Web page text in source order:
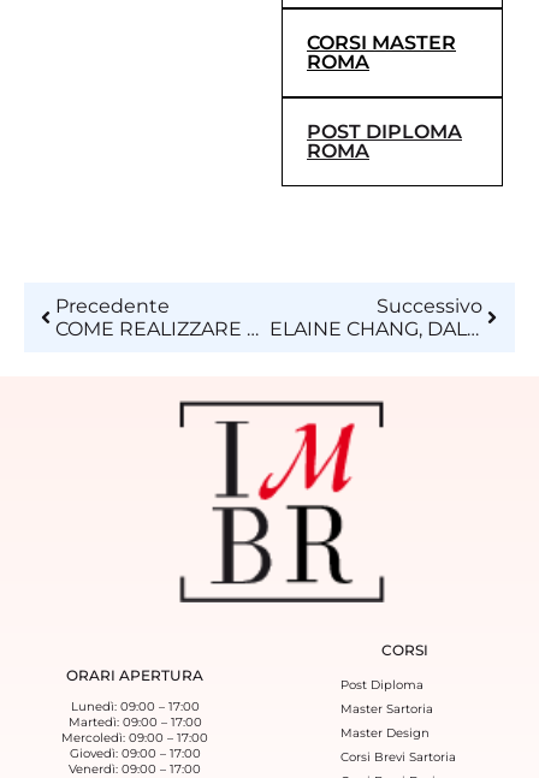
CORSI MASTER
ROMA
POST DIPLOMA
ROMA
Precedente
COME REALIZZARE UN BUONO SCATTO FOTOGRAFICO? LA RISPOSTA DAL MONDO DELLA MODA
Successivo
ELAINE CHANG, DALL’ISTITUTO BURGO AL LANCIO DEL PROPRIO BRAND.
ORARI APERTURA
Lunedì: 09:00 – 17:00
Martedì: 09:00 – 17:00
Mercoledì: 09:00 – 17:00
Giovedì: 09:00 – 17:00
Venerdì: 09:00 – 17:00
CORSI
Post Diploma
Master Sartoria
Master Design
Corsi Brevi Sartoria